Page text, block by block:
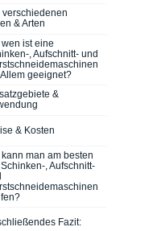
verschiedenen
& Arten
wen ist eine
, Aufschnitt- und
geeignet?
&
& Kosten
kann man am besten
, Aufschnitt-
Fazit: